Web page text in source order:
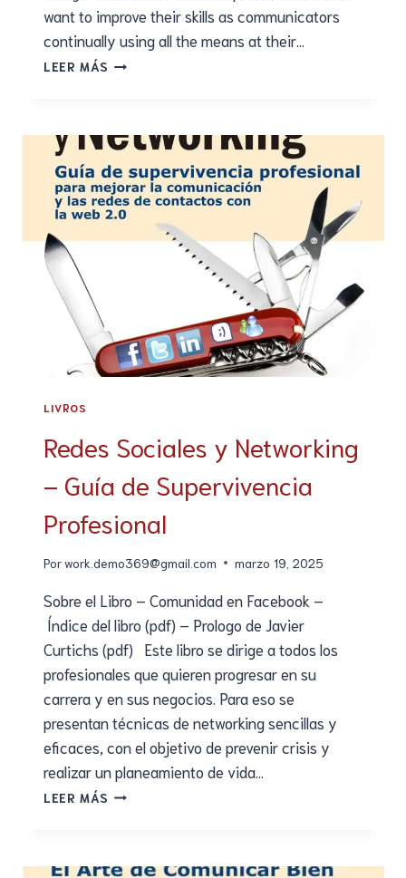
want to improve their skills as communicators
continually using all the means at their…
LEER MÁS
LIVROS
Redes Sociales y Networking
– Guía de Supervivencia
Profesional
Porwork.demo369@gmail.com marzo 19, 2025
Sobre el Libro – Comunidad en Facebook –
Índice del libro (pdf) – Prologo de Javier
Curtichs (pdf) Este libro se dirige a todos los
profesionales que quieren progresar en su
carrera y en sus negocios. Para eso se
presentan técnicas de networking sencillas y
eficaces, con el objetivo de prevenir crisis y
realizar un planeamiento de vida…
LEER MÁS